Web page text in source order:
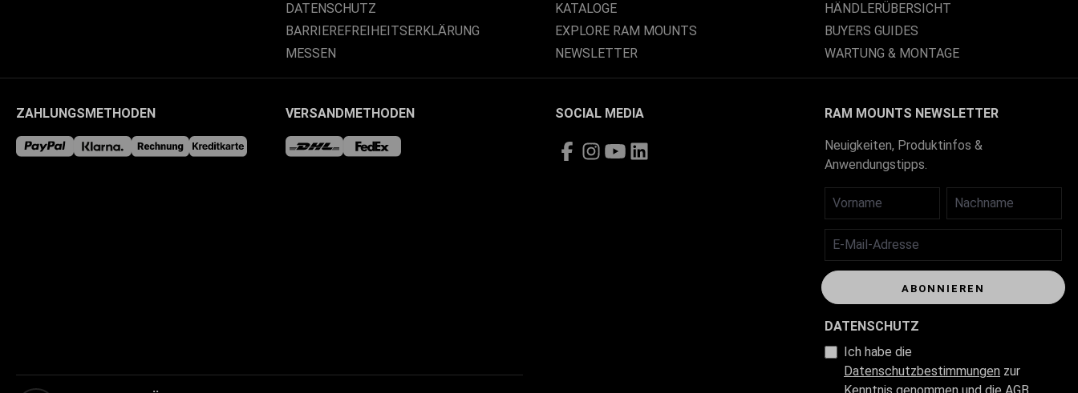
DATENSCHUTZ
BARRIEREFREIHEITSERKLÄRUNG
MESSEN
KATALOGE
EXPLORE RAM MOUNTS
NEWSLETTER
HÄNDLERÜBERSICHT
BUYERS GUIDES
WARTUNG & MONTAGE
ZAHLUNGSMETHODEN VERSANDMETHODEN SOCIAL MEDIA RAM MOUNTS NEWSLETTER
Neuigkeiten, Produktinfos &
Anwendungstipps.
VORNAME NACHNAME
E-MAIL-ADRESSE
ABONNIEREN
DATENSCHUTZ
Ich habe die
Datenschutzbestimmungen zur